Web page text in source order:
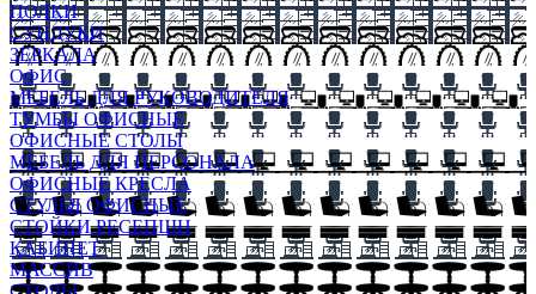
ПОЛКИ
СУНДУКИ
ЗЕРКАЛА
ОФИС
МЕБЕЛЬ ДЛЯ РУКОВОДИТЕЛЯ
ТУМБЫ ОФИСНЫЕ
ОФИСНЫЕ СТОЛЫ
МЕБЕЛЬ ДЛЯ ПЕРСОНАЛА
ОФИСНЫЕ КРЕСЛА
СТУЛЬЯ ОФИСНЫЕ
СТОЙКИ РЕСЕПШН
КАБИНЕТ
МАССИВ